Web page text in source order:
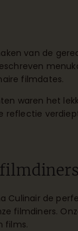
van de
filmdates.
waren het
reflectie
Culinair de
filmdiners.
films.